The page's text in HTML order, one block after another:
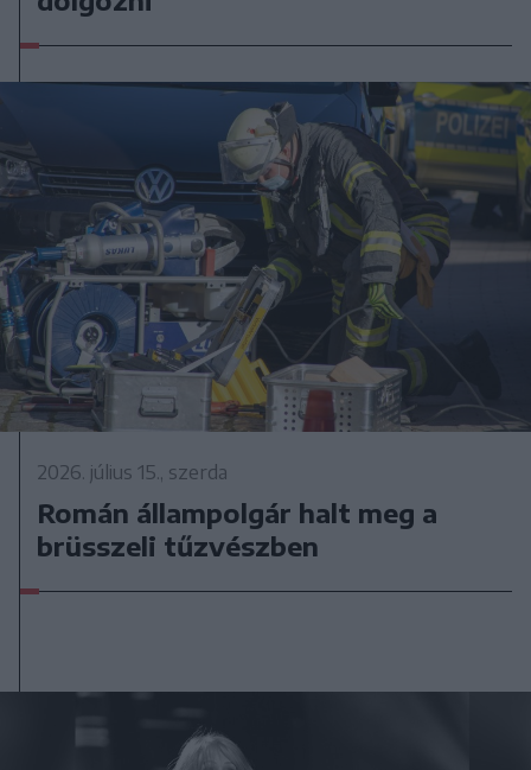
2026. július 15., szerda
Román állampolgár halt meg a
brüsszeli tűzvészben